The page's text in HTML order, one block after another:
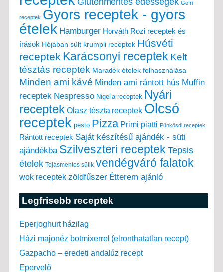
Gofri
receptek Gyors receptek - gyors
ételek Hamburger Horváth Rozi receptek és
írások Héjában sült krumpli receptek Húsvéti
receptek Karácsonyi receptek Kelt
tésztás receptek Maradék ételek felhasználása
Minden ami kávé Minden ami rántott hús Muffin
receptek Nespresso Nigella receptek Nyári
receptek Olasz tészta receptek Olcsó
receptek pesto Pizza Primi piatti Pünkösdi receptek
Rántott receptek Saját készítésű ajándék - süti
ajándékba Szilveszteri receptek Tepsis
ételek Tojásmentes sütik vendégváró falatok
wok receptek zöldfűszer Étterem ajánló
Legfrisebb receptek
Eperjoghurt házilag
Házi majonéz botmixerrel (elronthatatlan recept)
Gazpacho – eredeti andalúz recept
Epervelő